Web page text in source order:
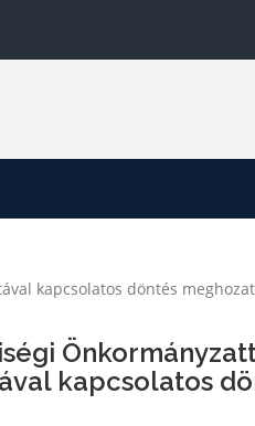
kapcsolatos döntés
kapcsolatos